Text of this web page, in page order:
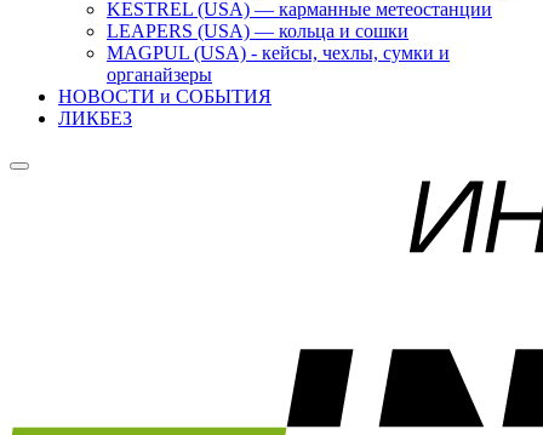
KESTREL (USA) — карманные метеостанции
LEAPERS (USA) — кольца и сошки
MAGPUL (USA) - кейсы, чехлы, сумки и
органайзеры
НОВОСТИ и СОБЫТИЯ
ЛИКБЕЗ